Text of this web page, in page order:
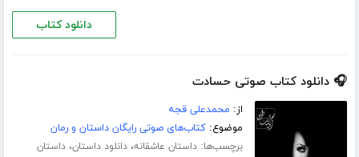
دانلود کتاب
🎧 دانلود کتاب صوتی حسادت
از: محمدعلی قجه
موضوع:کتاب‌های صوتی رایگان داستان و رمان
برچسب‌ها:داستان عاشقانه،دانلود داستان،داستان